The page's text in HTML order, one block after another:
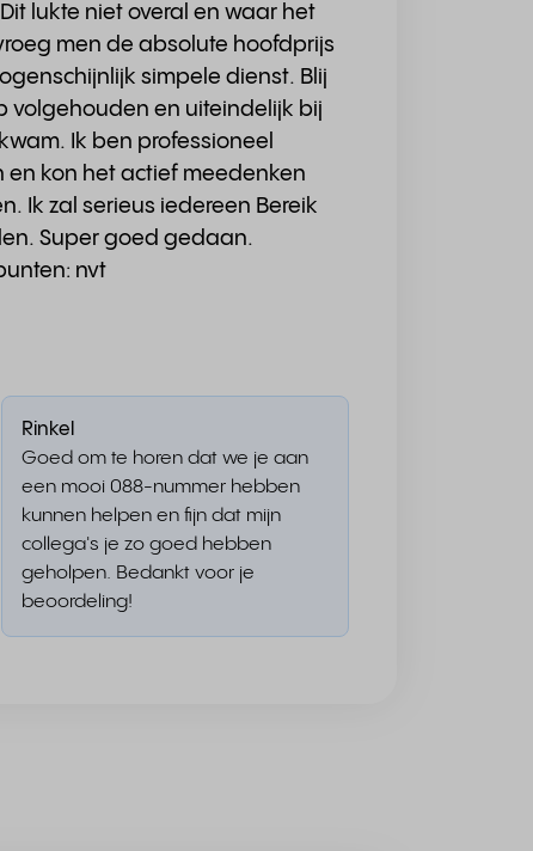
lukte niet overal en waar het
men de absolute hoofdprijs
simpele dienst. Blij
volgehouden en uiteindelijk bij
Ik ben professioneel
en kon het actief meedenken
Ik zal serieus iedereen Bereik
Super goed gedaan.
nvt
Rinkel
Goed om te horen dat we je aan
een mooi 088-nummer hebben
kunnen helpen en fijn dat mijn
collega's je zo goed hebben
geholpen. Bedankt voor je
beoordeling!